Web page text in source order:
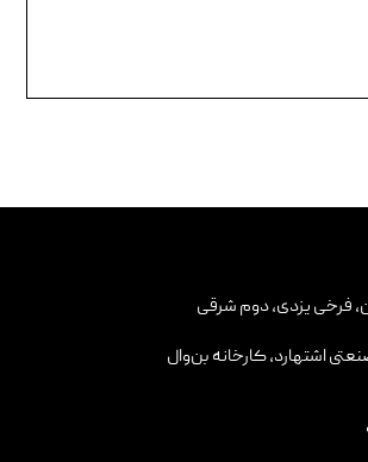
فرخی یزدی، دوم شرقی
اشتهارد، کارخانه بن‌وال